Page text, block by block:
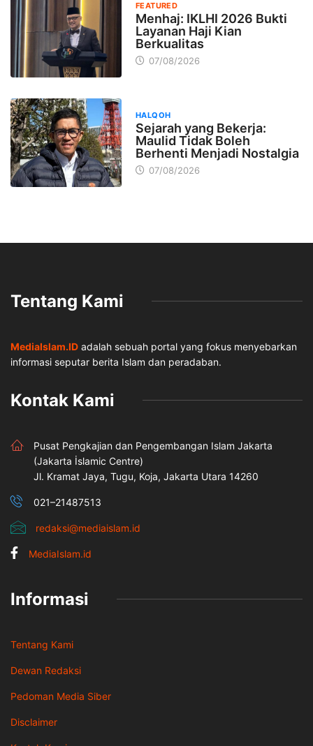
FEATURED
Menhaj: IKLHI 2026 Bukti
Layanan Haji Kian
Berkualitas
07/08/2026
HALQOH
Sejarah yang Bekerja:
Maulid Tidak Boleh
Berhenti Menjadi Nostalgia
07/08/2026
Tentang Kami
MediaIslam.ID adalah sebuah portal yang fokus menyebarkan
informasi seputar berita Islam dan peradaban.
Kontak Kami
Pusat Pengkajian dan Pengembangan Islam Jakarta
(Jakarta İslamic Centre)
Jl. Kramat Jaya, Tugu, Koja, Jakarta Utara 14260
021–21487513
redaksi@mediaislam.id
MediaIslam.id
Informasi
Tentang Kami
Dewan Redaksi
Pedoman Media Siber
Disclaimer